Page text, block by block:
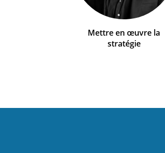
Mettre en œuvre la
stratégie